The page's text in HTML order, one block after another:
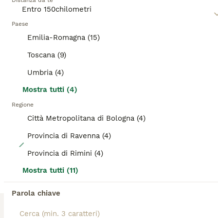
Paese
Emilia-Romagna (15)
Toscana (9)
Umbria (4)
Mostra tutti (4)
Regione
Città Metropolitana di Bologna (4)
Provincia di Ravenna (4)
Provincia di Rimini (4)
Mostra tutti (11)
Parola chiave
Leggi la nostra pagina di consigli sul Maine Coon
stessa categoria.
ADVANCED
Sesso Prezzo